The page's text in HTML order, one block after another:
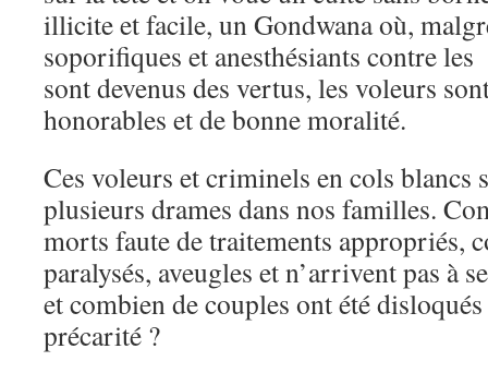
illicite et facile, un Gondwana où,
soporifiques et anesthésiants contre
sont devenus des vertus, les voleurs
honorables et de bonne moralité.
Ces voleurs et criminels en cols blancs
plusieurs drames dans nos familles.
morts faute de traitements appropriés,
paralysés, aveugles et n’arrivent pas à
et combien de couples ont été disloqués
précarité ?